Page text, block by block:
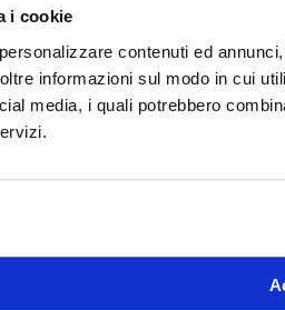
i cookie
contenuti ed
informazioni sul modo in cui
media, i quali potrebbero